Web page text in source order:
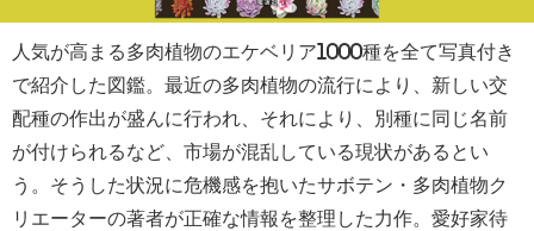
人気が高まる多肉植物のエケベリア1000種を全て写真付き
で紹介した図鑑。最近の多肉植物の流行により、新しい交
配種の作出が盛んに行われ、それにより、別種に同じ名前
が付けられるなど、市場が混乱している現状があるとい
う。そうした状況に危機感を抱いたサボテン・多肉植物ク
リエーターの著者が正確な情報を整理した力作。愛好家待